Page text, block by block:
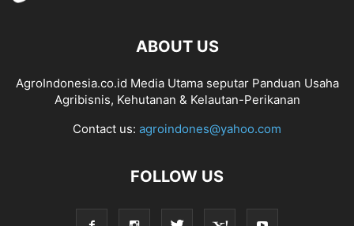
ABOUT US
AgroIndonesia.co.id Media Utama seputar Panduan Usaha
Agribisnis, Kehutanan & Kelautan-Perikanan
Contact us: agroindones@yahoo.com
FOLLOW US